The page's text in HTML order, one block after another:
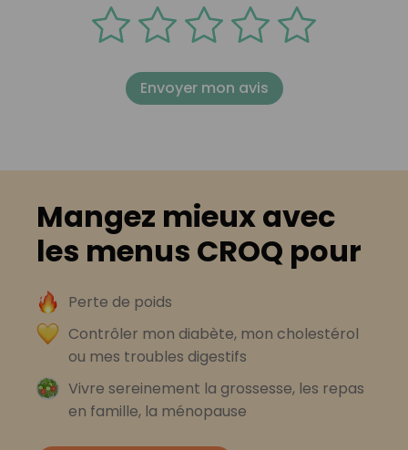
Envoyer mon avis
Mangez mieux avec
les menus CROQ pour
Perte de poids
Contrôler mon diabète, mon cholestérol
ou mes troubles digestifs
Vivre sereinement la grossesse, les repas
en famille, la ménopause